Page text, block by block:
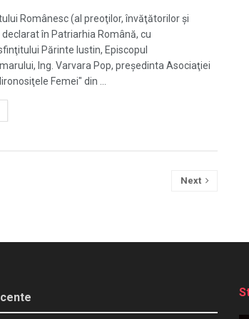
Românesc (al preoţilor, învăţătorilor şi
în Patriarhia Română, cu
Părinte Iustin, Episcopul
Ing. Varvara Pop, preşedinta Asociaţiei
Femei" din ...
Next